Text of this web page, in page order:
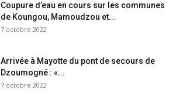
Coupure d’eau en cours sur les communes
de Koungou, Mamoudzou et...
7 octobre 2022
Arrivée à Mayotte du pont de secours de
Dzoumogné : «...
7 octobre 2022